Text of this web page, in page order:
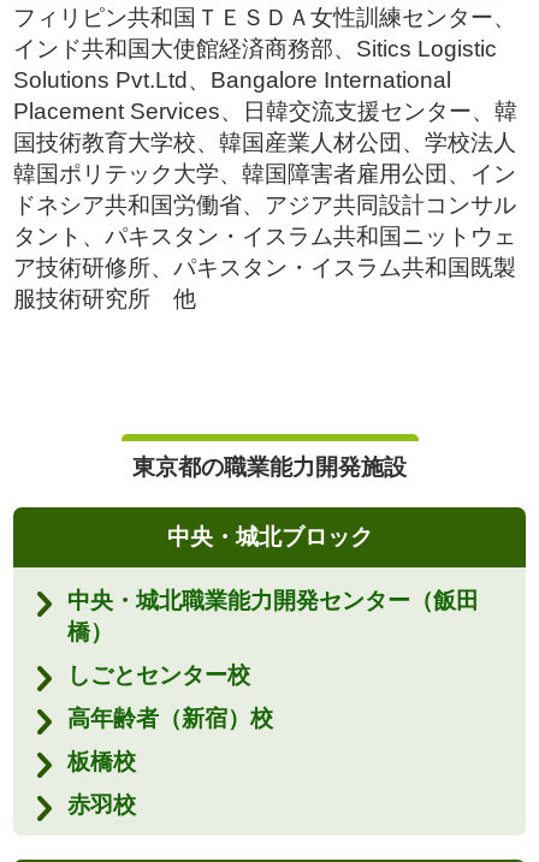
フィリピン共和国ＴＥＳＤＡ女性訓練センター、
インド共和国大使館経済商務部、Sitics Logistic
Solutions Pvt.Ltd、Bangalore International
Placement Services、日韓交流支援センター、韓
国技術教育大学校、韓国産業人材公団、学校法人
韓国ポリテック大学、韓国障害者雇用公団、イン
ドネシア共和国労働省、アジア共同設計コンサル
タント、パキスタン・イスラム共和国ニットウェ
ア技術研修所、パキスタン・イスラム共和国既製
服技術研究所 他
東京都の職業能力開発施設
中央・城北ブロック
中央・城北職業能力開発センター（飯田
橋）
しごとセンター校
高年齢者（新宿）校
板橋校
赤羽校